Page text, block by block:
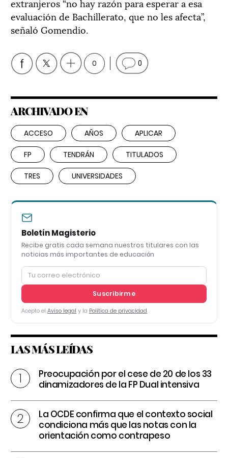
evaluación de Bachillerato, que no les afecta”,
señaló Gomendio.
0 0
ARCHIVADO EN
ACCESO AÑOS APLICAR
FP TENDRÁN TITULADOS
TRES UNIVERSIDADES
Boletín Magisterio
Recibe gratis cada semana nuestros titulares con las
noticias más importantes de educación
Suscribirme
Acepto el Aviso legal y la Política de privacidad
LAS MÁS LEÍDAS
Preocupación por el cese de 20 de los 33
dinamizadores de la FP Dual intensiva
La OCDE confirma que el contexto social
condiciona más que las notas con la
orientación como contrapeso